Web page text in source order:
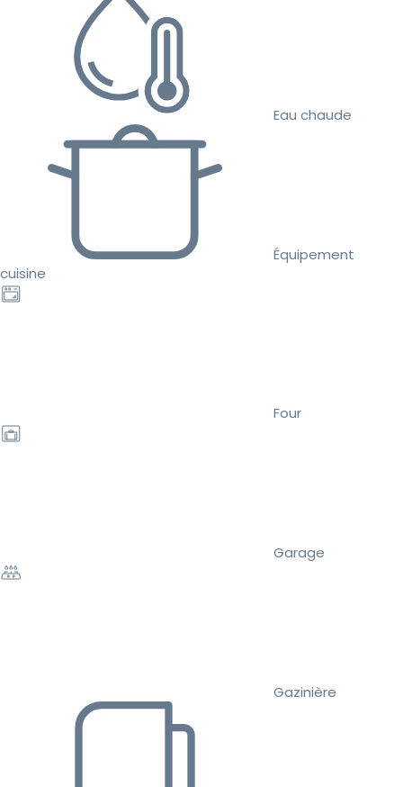
Eau chaude
Équipement
cuisine
Four
Garage
Gazinière